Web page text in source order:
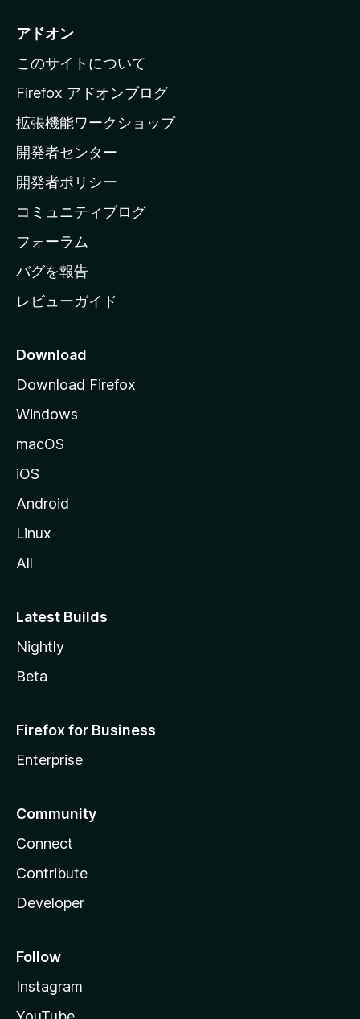
t
e
の
レ
ビ
ュ
ー
i
l
a
ホ
ー
ム
ー
ジ
へ
アドオン
このサイトについて
Firefox アドオンブログ
拡張機能ワークショップ
開発者センター
開発者ポリシー
コミュニティブログ
フォーラム
バグを報告
レビューガイド
Download
Download Firefox
Windows
macOS
iOS
Android
Linux
All
Latest Builds
Nightly
Beta
Firefox for Business
Enterprise
Community
Connect
Contribute
Developer
Follow
Instagram